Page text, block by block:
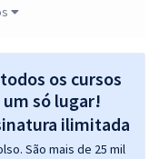
- Especialidade:
20%)
os cursos
só lugar!
São mais de 25 mil